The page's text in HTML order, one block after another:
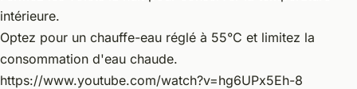
intérieure.
Optez pour un chauffe-eau réglé à 55°C et limitez la
consommation d'eau chaude.
https://www.youtube.com/watch?v=hg6UPx5Eh-8